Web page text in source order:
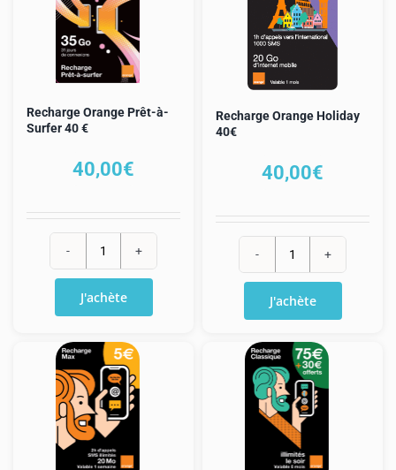
Recharge Orange Prêt-à-
Surfer 40 €
40,00€
Recharge
Prêt-
à-
Surfer
40
€
J'achète
Recharge Orange Holiday
40€
40,00€
quantité
Recharge
Orange
Holiday
40€
J'achète